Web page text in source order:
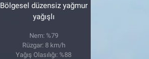
Bölgesel düzensiz yağmur
yağışlı
Nem: %79
Rüzgar: 8 km/h
Yağış Olasılığı: %88